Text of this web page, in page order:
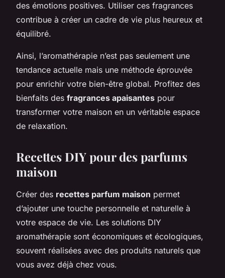
des émotions positives. Utiliser ces fragrances
contribue à créer un cadre de vie plus heureux et
équilibré.
Ainsi, l’aromathérapie n’est pas seulement une
tendance actuelle mais une méthode éprouvée
pour enrichir votre bien-être global. Profitez des
bienfaits des fragrances apaisantes pour
transformer votre maison en un véritable espace
de relaxation.
Recettes DIY pour des parfums
maison
Créer des recettes parfum maison permet
d’ajouter une touche personnelle et naturelle à
votre espace de vie. Les solutions DIY
aromathérapie sont économiques et écologiques,
souvent réalisées avec des produits naturels que
vous avez déjà chez vous.